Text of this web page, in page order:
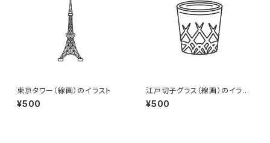
東京タワー（線画）のイラスト
¥500
江戸切子グラス（線画）のイラス
ト
¥500